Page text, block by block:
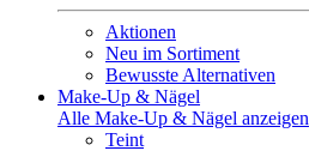
Aktionen
Neu im Sortiment
Bewusste Alternativen
Make-Up & Nägel
Alle Make-Up & Nägel anzeigen
Teint